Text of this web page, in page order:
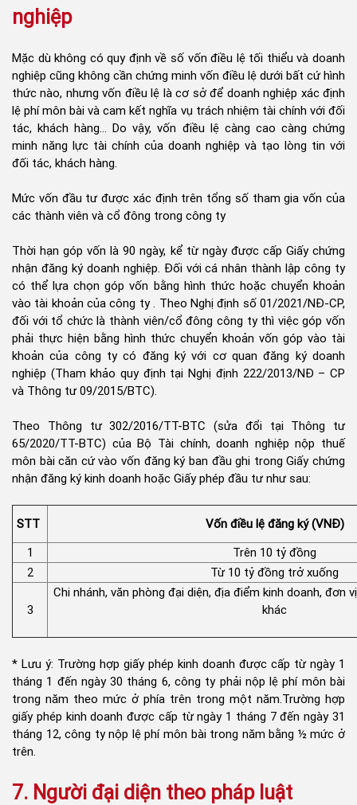
nghiệp
Mặc dù không có quy định về số vốn điều lệ tối thiểu và doanh
nghiệp cũng không cần chứng minh vốn điều lệ dưới bất cứ hình
thức nào, nhưng vốn điều lệ là cơ sở để doanh nghiệp xác định
lệ phí môn bài và cam kết nghĩa vụ trách nhiệm tài chính với đối
tác, khách hàng… Do vậy, vốn điều lệ càng cao càng chứng
minh năng lực tài chính của doanh nghiệp và tạo lòng tin với
đối tác, khách hàng.
Mức vốn đầu tư được xác định trên tổng số tham gia vốn của
các thành viên và cổ đông trong công ty
Thời hạn góp vốn là 90 ngày, kể từ ngày được cấp Giấy chứng
nhận đăng ký doanh nghiệp. Đối với cá nhân thành lập công ty
có thể lựa chọn góp vốn bằng hình thức hoặc chuyển khoản
vào tài khoản của công ty . Theo Nghị định số 01/2021/NĐ-CP,
đối với tổ chức là thành viên/cổ đông công ty thì việc góp vốn
phải thực hiện bằng hình thức chuyển khoản vốn góp vào tài
khoản của công ty có đăng ký với cơ quan đăng ký doanh
nghiệp (Tham khảo quy định tại Nghị định 222/2013/NĐ – CP
và Thông tư 09/2015/BTC).
Theo Thông tư 302/2016/TT-BTC (sửa đổi tại Thông tư
65/2020/TT-BTC) của Bộ Tài chính, doanh nghiệp nộp thuế
môn bài căn cứ vào vốn đăng ký ban đầu ghi trong Giấy chứng
nhận đăng ký kinh doanh hoặc Giấy phép đầu tư như sau:
STT
Vốn điều lệ đăng ký (VNĐ)
1
Trên 10 tỷ đồng
2
Từ 10 tỷ đồng trở xuống
3
Chi nhánh, văn phòng đại diện, địa điểm kinh doanh, đơn
khác
* Lưu ý: Trường hợp giấy phép kinh doanh được cấp từ ngày 1
tháng 1 đến ngày 30 tháng 6, công ty phải nộp lệ phí môn bài
trong năm theo mức ở phía trên trong một năm.Trường hợp
giấy phép kinh doanh được cấp từ ngày 1 tháng 7 đến ngày 31
tháng 12, công ty nộp lệ phí môn bài trong năm bằng ½ mức ở
trên.
7. Người đại diện theo pháp luật